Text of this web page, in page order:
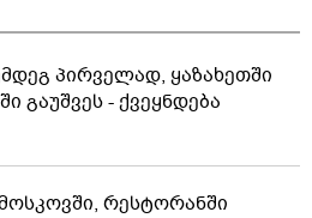
პირველად, ყაზახეთში
გაუშვეს - ქვეყნდება
რესტორანში